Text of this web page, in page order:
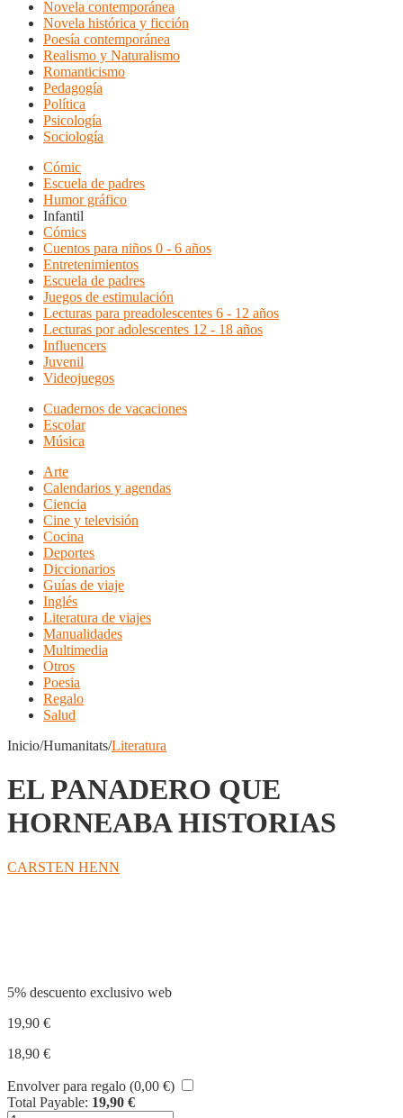
Novela contemporánea
Novela histórica y ficción
Poesía contemporánea
Realismo y Naturalismo
Romanticismo
Pedagogía
Política
Psicología
Sociología
Cómic
Escuela de padres
Humor gráfico
Infantil
Cómics
Cuentos para niños 0 - 6 años
Entretenimientos
Escuela de padres
Juegos de estimulación
Lecturas para preadolescentes 6 - 12 años
Lecturas por adolescentes 12 - 18 años
Influencers
Juvenil
Videojuegos
Cuadernos de vacaciones
Escolar
Música
Arte
Calendarios y agendas
Ciencia
Cine y televisión
Cocina
Deportes
Diccionarios
Guías de viaje
Inglés
Literatura de viajes
Manualidades
Multimedia
Otros
Poesia
Regalo
Salud
Inicio/Humanitats/Literatura
EL PANADERO QUE
HORNEABA HISTORIAS
CARSTEN HENN
5% descuento exclusivo web
19,90 €
18,90 €
Envolver para regalo (0,00 €)
Total Payable: 19,90 €